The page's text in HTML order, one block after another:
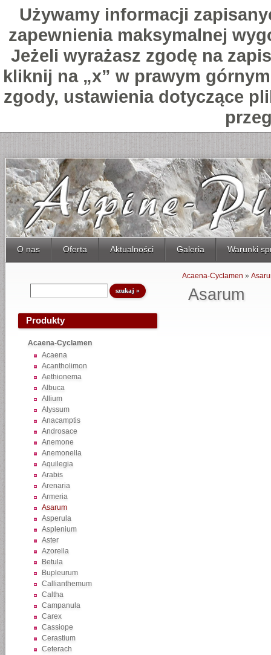
Używamy informacji
zapewnienia maksymalnej
Jeżeli wyrażasz zgodę na
kliknij na „x” w prawym
zgody, ustawienia dotyczące
O nas Oferta Aktualności Galeria Warunki
Produkty
Acaena-Cyclamen
Acaena
Acantholimon
Aethionema
Albuca
Allium
Alyssum
Anacamptis
Androsace
Anemone
Anemonella
Aquilegia
Arabis
Arenaria
Armeria
Asarum
Asperula
Asplenium
Aster
Azorella
Betula
Bupleurum
Callianthemum
Caltha
Campanula
Carex
Cassiope
Cerastium
Ceterach
Asarum
Acaena-Cyclamen »